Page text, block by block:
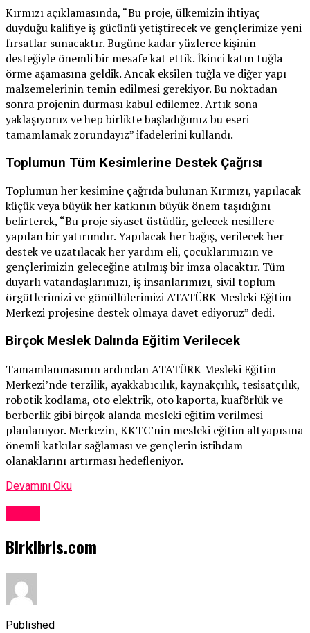
Kırmızı açıklamasında, “Bu proje, ülkemizin ihtiyaç
duyduğu kalifiye iş gücünü yetiştirecek ve gençlerimize yeni
fırsatlar sunacaktır. Bugüne kadar yüzlerce kişinin
desteğiyle önemli bir mesafe kat ettik. İkinci katın tuğla
örme aşamasına geldik. Ancak eksilen tuğla ve diğer yapı
malzemelerinin temin edilmesi gerekiyor. Bu noktadan
sonra projenin durması kabul edilemez. Artık sona
yaklaşıyoruz ve hep birlikte başladığımız bu eseri
tamamlamak zorundayız” ifadelerini kullandı.
Toplumun Tüm Kesimlerine Destek Çağrısı
Toplumun her kesimine çağrıda bulunan Kırmızı, yapılacak
küçük veya büyük her katkının büyük önem taşıdığını
belirterek, “Bu proje siyaset üstüdür, gelecek nesillere
yapılan bir yatırımdır. Yapılacak her bağış, verilecek her
destek ve uzatılacak her yardım eli, çocuklarımızın ve
gençlerimizin geleceğine atılmış bir imza olacaktır. Tüm
duyarlı vatandaşlarımızı, iş insanlarımızı, sivil toplum
örgütlerimizi ve gönüllülerimizi ATATÜRK Mesleki Eğitim
Merkezi projesine destek olmaya davet ediyoruz” dedi.
Birçok Meslek Dalında Eğitim Verilecek
Tamamlanmasının ardından ATATÜRK Mesleki Eğitim
Merkezi’nde terzilik, ayakkabıcılık, kaynakçılık, tesisatçılık,
robotik kodlama, oto elektrik, oto kaporta, kuaförlük ve
berberlik gibi birçok alanda mesleki eğitim verilmesi
planlanıyor. Merkezin, KKTC’nin mesleki eğitim altyapısına
önemli katkılar sağlaması ve gençlerin istihdam
olanaklarını artırması hedefleniyor.
Devamını Oku
Birkibris.com
Published